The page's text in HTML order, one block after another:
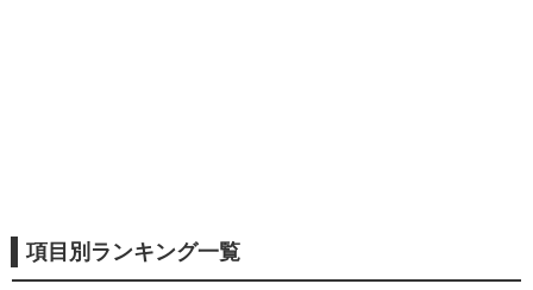
項目別ランキング一覧